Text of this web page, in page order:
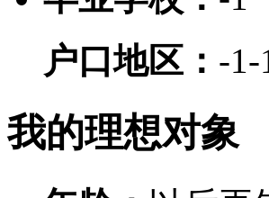
户口地区： -1-
我的理想对象